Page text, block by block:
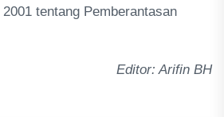
tentang Pemberantasan
Editor: Arifin BH